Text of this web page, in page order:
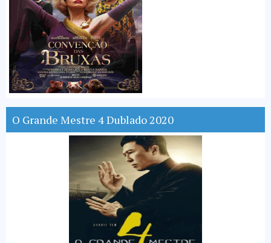
O Grande Mestre 4 Dublado 2020